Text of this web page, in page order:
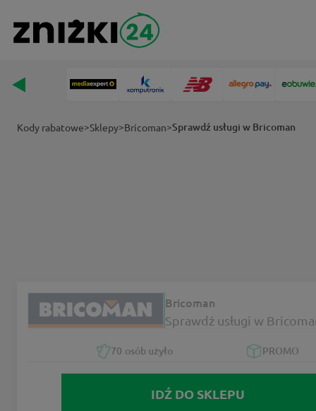
Kody rabatowe>Sklepy>Bricoman>Sprawdź usługi w Bricoman
Bricoman
Sprawdź usługi w
70 osób użyło PROMO
IDŹ DO SKLEPU